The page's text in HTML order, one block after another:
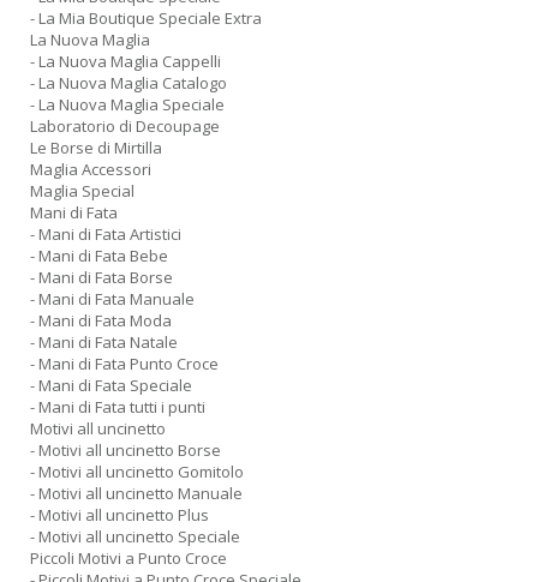
- La Mia Boutique Speciale Extra
La Nuova Maglia
- La Nuova Maglia Cappelli
- La Nuova Maglia Catalogo
- La Nuova Maglia Speciale
Laboratorio di Decoupage
Le Borse di Mirtilla
Maglia Accessori
Maglia Special
Mani di Fata
- Mani di Fata Artistici
- Mani di Fata Bebe
- Mani di Fata Borse
- Mani di Fata Manuale
- Mani di Fata Moda
- Mani di Fata Natale
- Mani di Fata Punto Croce
- Mani di Fata Speciale
- Mani di Fata tutti i punti
Motivi all uncinetto
- Motivi all uncinetto Borse
- Motivi all uncinetto Gomitolo
- Motivi all uncinetto Manuale
- Motivi all uncinetto Plus
- Motivi all uncinetto Speciale
Piccoli Motivi a Punto Croce